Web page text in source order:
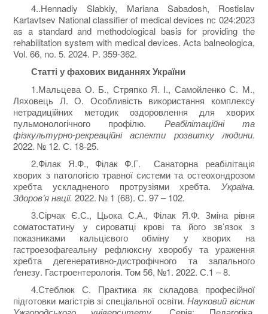
4..Hennadiy Slabkiy, Mariana Sabadosh, Rostislav
Kartavtsev National classifier of medical devices nс 024:2023
as a standard and methodological basis for providing the
rehabilitation system with medical devices. Acta balneologica,
Vol. 66, no. 5. 2024. Р. 359-362.
Статті у фахових виданнях України
1.Мальцева О. Б., Стряпко Я. І., Самойленко С. М.,
Ляховець Л. О. Особливість використання комплексу
нетрадиційних методик оздоровлення для хворих
пульмонологічного профілю. Реабілітаційні та
фізкультурно-рекреаційні аспекти розвитку людини.
2022. № 12. С. 18-25.
2.Філак Я.Ф., Філак Ф.Г. Санаторна реабілітація
хворих з патологією травної системи та остеохондрозом
хребта ускладненого протрузіями хребта. Україна.
Здоров’я нації.2022. № 1 (68). С. 97 – 102.
3.Сірчак Є.С., Цьока С.А., Філак Я.Ф.Зміна рівня
соматостатину у сироватці крові та його зв’язок з
показниками кальцієвого обміну у хворих на
гастроезофагеальну рефлюксну хворобу та ураження
хребта дегенеративно-дистрофічного та запального
ґенезу. Гастроентерологія. Том 56, №1. 2022. С.1 – 8.
4.Стеблюк С. Практика як складова професійної
підготовки магістрів зі спеціальної освіти.Науковий вісник